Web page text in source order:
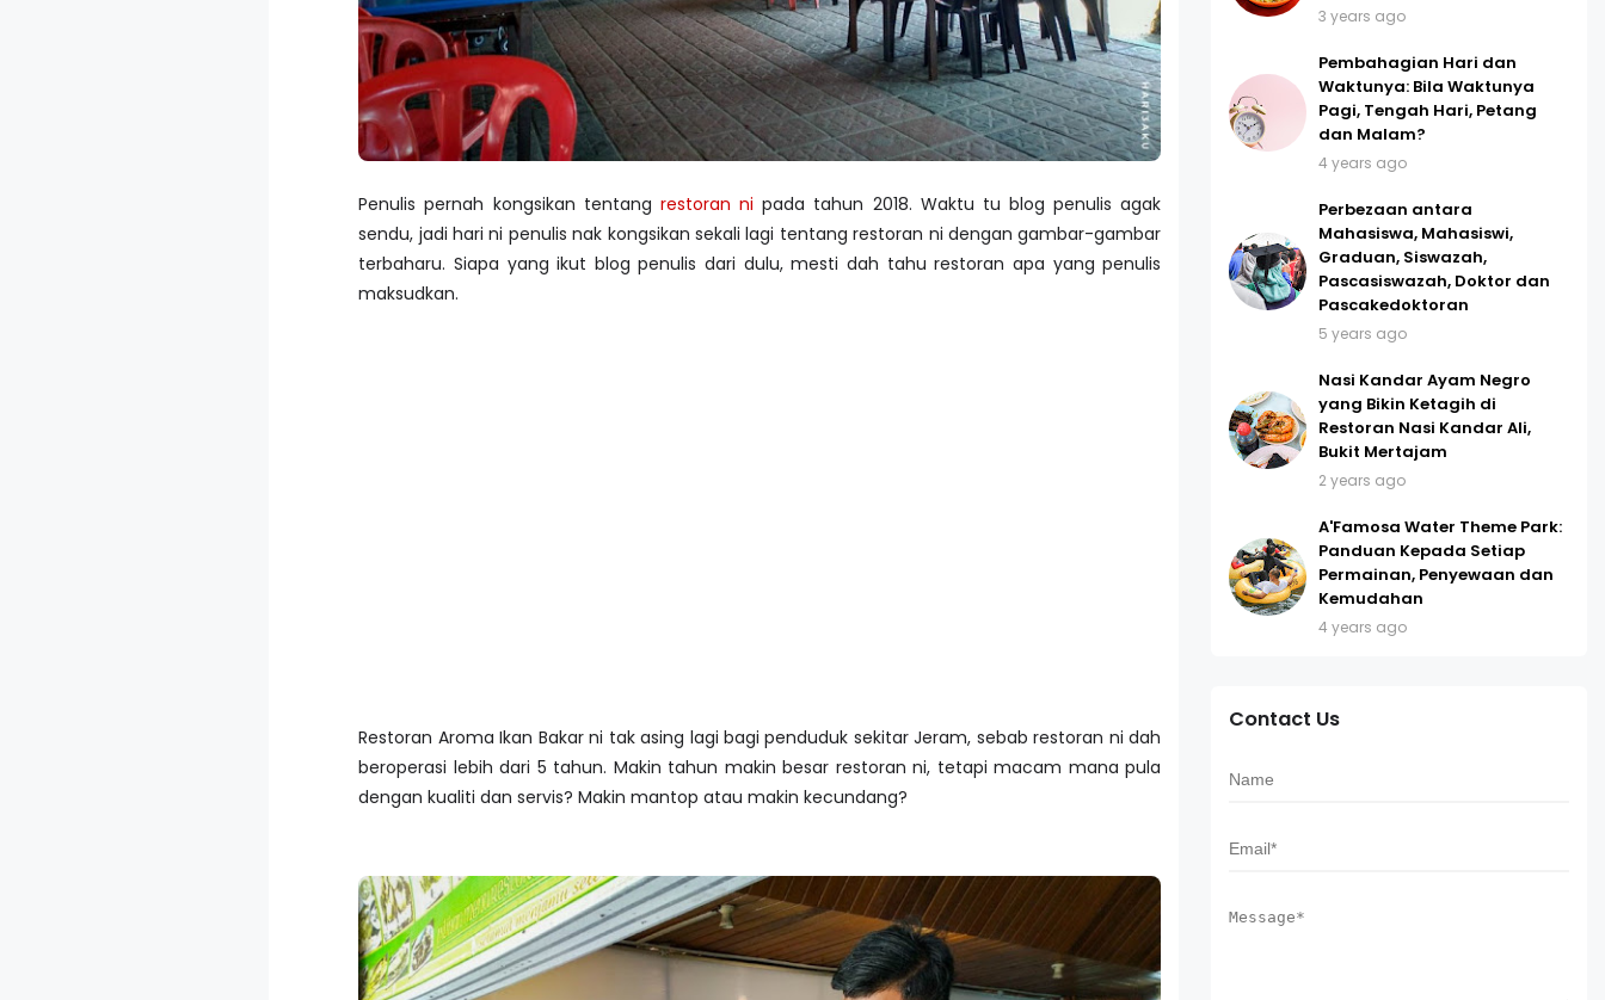
Penulis pernah kongsikan tentang restoran ni pada tahun 2018. Waktu tu blog penulis agak
sendu, jadi hari ni penulis nak kongsikan sekali lagi tentang restoran ni dengan gambar-gambar
terbaharu. Siapa yang ikut blog penulis dari dulu, mesti dah tahu restoran apa yang penulis
maksudkan.
Restoran Aroma Ikan Bakar ni tak asing lagi bagi penduduk sekitar Jeram, sebab restoran ni dah
beroperasi lebih dari 5 tahun. Makin tahun makin besar restoran ni, tetapi macam mana pula
dengan kualiti dan servis? Makin mantop atau makin kecundang?
3 years ago
Pembahagian Hari dan
Waktunya: Bila Waktunya
Pagi, Tengah Hari, Petang
dan Malam?
4 years ago
Perbezaan antara
Mahasiswa, Mahasiswi,
Graduan, Siswazah,
Pascasiswazah, Doktor dan
Pascakedoktoran
5 years ago
Nasi Kandar Ayam Negro
yang Bikin Ketagih di
Restoran Nasi Kandar Ali,
Bukit Mertajam
2 years ago
A'Famosa Water Theme Park:
Panduan Kepada Setiap
Permainan, Penyewaan dan
Kemudahan
4 years ago
Contact Us